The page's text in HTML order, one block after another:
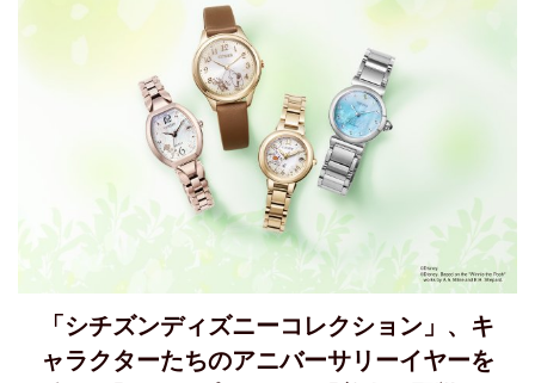
「シチズンディズニーコレクション」、キ
ャラクターたちのアニバーサリーイヤーを